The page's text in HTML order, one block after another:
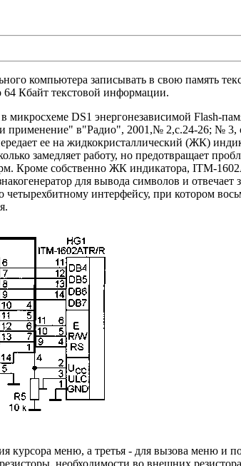
компьютера записывать в свою память
64 Кбайт текстовой информации.
микросхеме DS1 энергонезависимой Flash-
применение" в"Радио", 2001,№ 2,с.24-26; № 3,
ее на жидкокристаллический (ЖК)
замедляет работу, но предотвращает
Кроме собственно ЖК индикатора, ITM-
для вывода символов и отвечает
интерфейсу, при котором
курсора меню, а третья - для вызова меню и
необходимости во внешних